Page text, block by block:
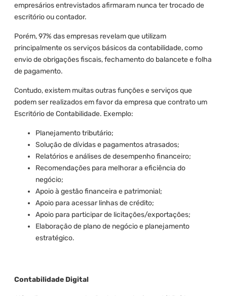
empresários entrevistados afirmaram nunca ter trocado de
escritório ou contador.
Porém, 97% das empresas revelam que utilizam
principalmente os serviços básicos da contabilidade, como
envio de obrigações fiscais, fechamento do balancete e folha
de pagamento.
Contudo, existem muitas outras funções e serviços que
podem ser realizados em favor da empresa que contrato um
Escritório de Contabilidade. Exemplo:
Planejamento tributário;
Solução de dívidas e pagamentos atrasados;
Relatórios e análises de desempenho financeiro;
Recomendações para melhorar a eficiência do
negócio;
Apoio à gestão financeira e patrimonial;
Apoio para acessar linhas de crédito;
Apoio para participar de licitações/exportações;
Elaboração de plano de negócio e planejamento
estratégico.
Contabilidade Digital